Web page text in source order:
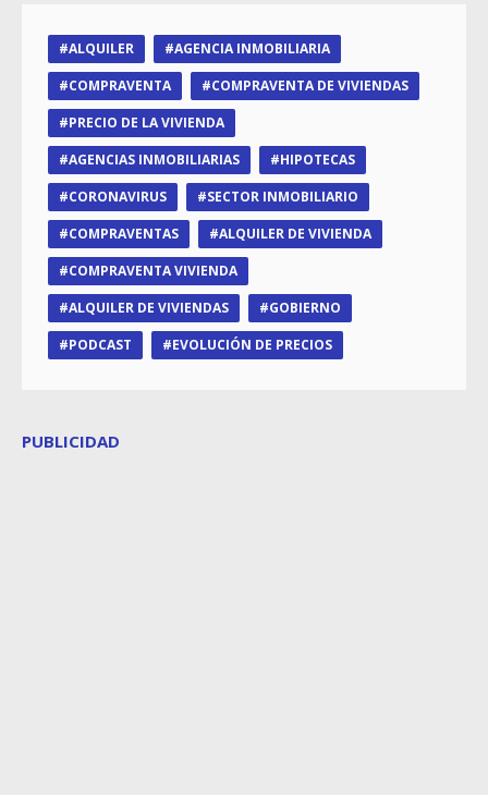
ALQUILER
AGENCIA INMOBILIARIA
COMPRAVENTA
COMPRAVENTA DE VIVIENDAS
PRECIO DE LA VIVIENDA
AGENCIAS INMOBILIARIAS
HIPOTECAS
CORONAVIRUS
SECTOR INMOBILIARIO
COMPRAVENTAS
ALQUILER DE VIVIENDA
COMPRAVENTA VIVIENDA
ALQUILER DE VIVIENDAS
GOBIERNO
PODCAST
EVOLUCIÓN DE PRECIOS
PUBLICIDAD